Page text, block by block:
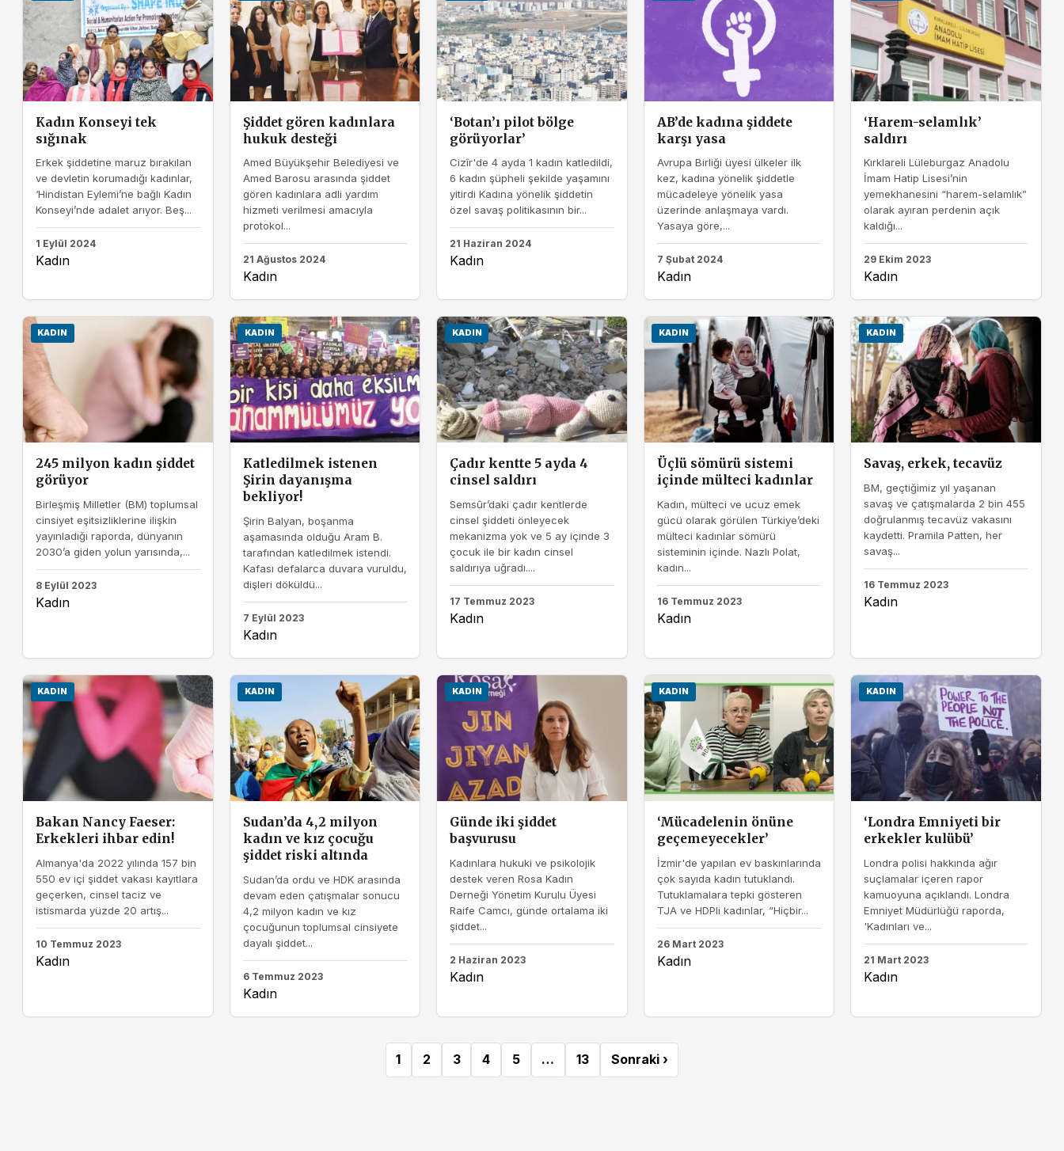
Kadın Konseyi tek
sığınak
Erkek şiddetine maruz bırakılan
ve devletin korumadığı kadınlar,
‘Hindistan Eylemi’ne bağlı Kadın
Konseyi’nde adalet arıyor. Beş...
1 Eylül 2024
Kadın
Şiddet gören kadınlara
hukuk desteği
Amed Büyükşehir Belediyesi ve
Amed Barosu arasında şiddet
gören kadınlara adli yardım
hizmeti verilmesi amacıyla
protokol...
21 Ağustos 2024
Kadın
‘Botan’ı pilot bölge
görüyorlar’
Cizîr'de 4 ayda 1 kadın katledildi,
6 kadın şüpheli şekilde yaşamını
yitirdi Kadına yönelik şiddetin
özel savaş politikasının bir...
21 Haziran 2024
Kadın
AB’de kadına şiddete
karşı yasa
Avrupa Birliği üyesi ülkeler ilk
kez, kadına yönelik şiddetle
mücadeleye yönelik yasa
üzerinde anlaşmaya vardı.
Yasaya göre,...
7 Şubat 2024
Kadın
‘Harem-selamlık’
saldırı
Kırklareli Lüleburgaz Anadolu
İmam Hatip Lisesi’nin
yemekhanesini “harem-selamlık”
olarak ayıran perdenin açık
kaldığı...
29 Ekim 2023
Kadın
KADIN
245 milyon kadın şiddet
görüyor
Birleşmiş Milletler (BM) toplumsal
cinsiyet eşitsizliklerine ilişkin
yayınladığı raporda, dünyanın
2030’a giden yolun yarısında,...
8 Eylül 2023
Kadın
KADIN
Katledilmek istenen
Şirin dayanışma
bekliyor!
Şirin Balyan, boşanma
aşamasında olduğu Aram B.
tarafından katledilmek istendi.
Kafası defalarca duvara vuruldu,
dişleri döküldü...
7 Eylül 2023
Kadın
KADIN
Çadır kentte 5 ayda 4
cinsel saldırı
Semsûr’daki çadır kentlerde
cinsel şiddeti önleyecek
mekanizma yok ve 5 ay içinde 3
çocuk ile bir kadın cinsel
saldırıya uğradı....
17 Temmuz 2023
Kadın
KADIN
Üçlü sömürü sistemi
içinde mülteci kadınlar
Kadın, mülteci ve ucuz emek
gücü olarak görülen Türkiye’deki
mülteci kadınlar sömürü
sisteminin içinde. Nazlı Polat,
kadın...
16 Temmuz 2023
Kadın
KADIN
Savaş, erkek, tecavüz
BM, geçtiğimiz yıl yaşanan
savaş ve çatışmalarda 2 bin 455
doğrulanmış tecavüz vakasını
kaydetti. Pramila Patten, her
savaş...
16 Temmuz 2023
Kadın
KADIN
Bakan Nancy Faeser:
Erkekleri ihbar edin!
Almanya'da 2022 yılında 157 bin
550 ev içi şiddet vakası kayıtlara
geçerken, cinsel taciz ve
istismarda yüzde 20 artış...
10 Temmuz 2023
Kadın
KADIN
Sudan’da 4,2 milyon
kadın ve kız çocuğu
şiddet riski altında
Sudan’da ordu ve HDK arasında
devam eden çatışmalar sonucu
4,2 milyon kadın ve kız
çocuğunun toplumsal cinsiyete
dayalı şiddet...
6 Temmuz 2023
Kadın
KADIN
Günde iki şiddet
başvurusu
Kadınlara hukuki ve psikolojik
destek veren Rosa Kadın
Derneği Yönetim Kurulu Üyesi
Raife Camcı, günde ortalama iki
şiddet...
2 Haziran 2023
Kadın
KADIN
‘Mücadelenin önüne
geçemeyecekler’
İzmir'de yapılan ev baskınlarında
çok sayıda kadın tutuklandı.
Tutuklamalara tepki gösteren
TJA ve HDPli kadınlar, “Hiçbir...
26 Mart 2023
Kadın
KADIN
‘Londra Emniyeti bir
erkekler kulübü’
Londra polisi hakkında ağır
suçlamalar içeren rapor
kamuoyuna açıklandı. Londra
Emniyet Müdürlüğü raporda,
'Kadınları ve...
21 Mart 2023
Kadın
1 2 3 4 5 … 13 Sonraki ›